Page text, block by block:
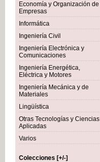
Economía y Organización de
Empresas
Informática
Ingeniería Civil
Ingeniería Electrónica y
Comunicaciones
Ingeniería Energética,
Eléctrica y Motores
Ingeniería Mecánica y de
Materiales
Lingüística
Otras Tecnologías y Ciencias
Aplicadas
Varios
Colecciones [+/-]